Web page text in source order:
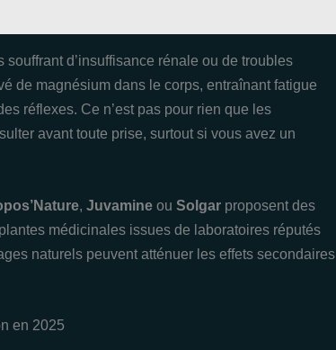
d’insuffisance rénale ou de troubles
de magnésium dans le corps, entraînant fatigue
réflexes. Ce n’est pas pour rien que les
avant toute prise, surtout si vous avez un
, Juvamine ou Solgar proposent des
médicinales issues de laboratoires réputés
naturels peuvent atténuer les effets secondaires
en 2025